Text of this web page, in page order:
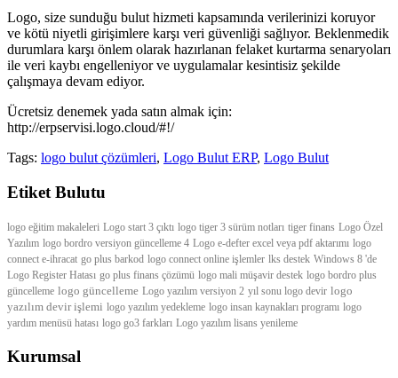
Logo, size sunduğu bulut hizmeti kapsamında verilerinizi koruyor
ve kötü niyetli girişimlere karşı veri güvenliği sağlıyor. Beklenmedik
durumlara karşı önlem olarak hazırlanan felaket kurtarma senaryoları
ile veri kaybı engelleniyor ve uygulamalar kesintisiz şekilde
çalışmaya devam ediyor.
Ücretsiz denemek yada satın almak için:
http://erpservisi.logo.cloud/#!/
Tags: logo bulut çözümleri, Logo Bulut ERP, Logo Bulut
Etiket Bulutu
logo eğitim makaleleri Logo start 3 çıktı logo tiger 3 sürüm notları tiger finans Logo Özel
Yazılım logo bordro versiyon güncelleme 4 Logo e-defter excel veya pdf aktarımı logo
connect e-ihracat go plus barkod logo connect online işlemler lks destek Windows 8 'de
Logo Register Hatası go plus finans çözümü logo mali müşavir destek logo bordro plus
güncelleme logo güncelleme Logo yazılım versiyon 2 yıl sonu logo devir logo
yazılım devir işlemi logo yazılım yedekleme logo insan kaynakları programı logo
yardım menüsü hatası logo go3 farkları Logo yazılım lisans yenileme
Kurumsal